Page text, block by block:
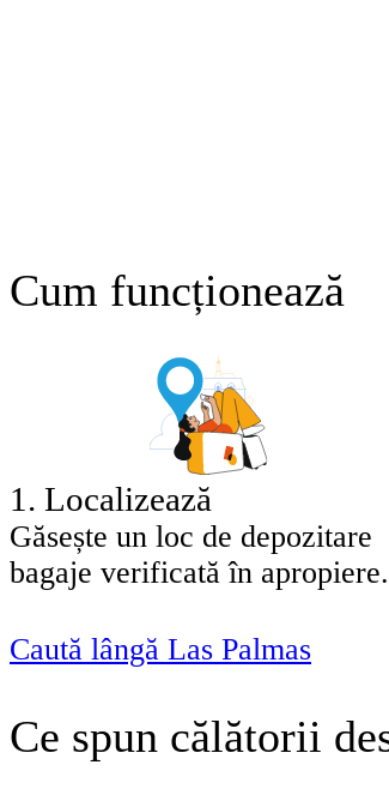
Cum funcționează
1 . Localizează
Găsește un loc de depozitare
bagaje verificată în apropiere.
Caută lângă Las Palmas
Ce spun călătorii